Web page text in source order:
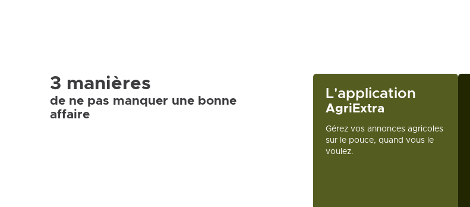
3 manières
de ne pas manquer une bonne
affaire
L'application
AgriExtra
Gérez vos annonces agricoles
sur le pouce, quand vous le
voulez.